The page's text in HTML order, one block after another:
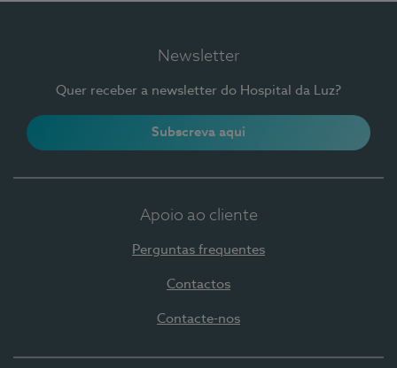
Newsletter
Quer receber a newsletter do Hospital da Luz?
Subscreva aqui
Apoio ao cliente
Perguntas frequentes
Contactos
Contacte-nos